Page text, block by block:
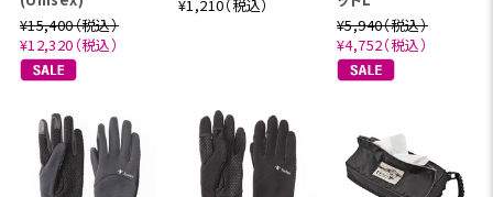
¥15,400（税込）
¥12,320（税込）
¥1,210（税込）
¥5,940（税込）
¥4,752（税込）